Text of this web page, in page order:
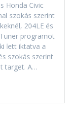
Honda Civic
szokás szerint
204LE és
programot
lett iktatva a
szokás szerint
target. A…